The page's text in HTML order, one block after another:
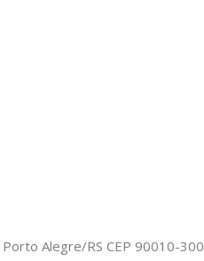
Alegre/RS CEP 90010-300